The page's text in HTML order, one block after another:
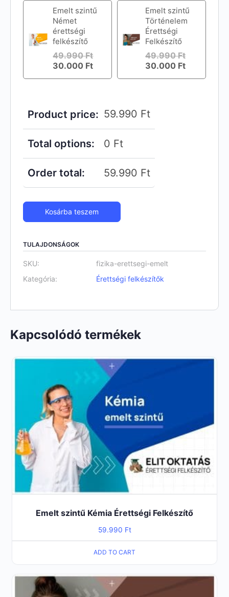
Emelt szintű
Német
érettségi
felkészítő
49.990Ft
30.000 Ft
Emelt szintű
Történelem
Érettségi
Felkészítő
49.990Ft
30.000 Ft
Product price: 59.990 Ft
Total options: 0 Ft
Order total: 59.990 Ft
Kosárba teszem
TULAJDONSÁGOK
SKU:
fizika-erettsegi-emelt
Kategória:
Érettségi felkészítők
Kapcsolódó termékek
Emelt szintű Kémia Érettségi Felkészítő
59.990 Ft
ADD TO CART